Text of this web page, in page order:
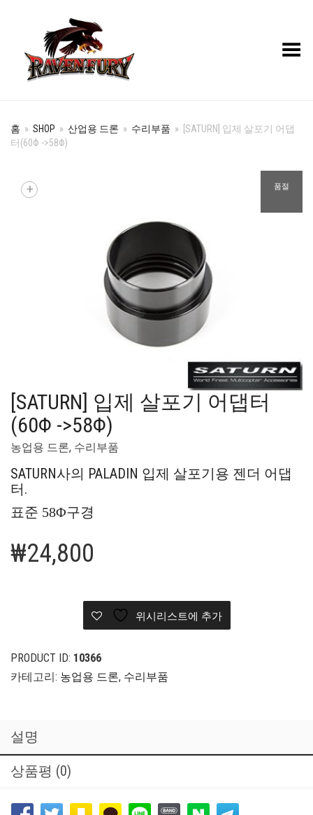
Toggle Menu
홈 » SHOP » 산업용 드론 » 수리부품 »
[SATURN] 입제 살포기 어댑
터(60Φ ->58Φ)
품절
+
[SATURN] 입제 살포기 어댑터
(60Φ ->58Φ)
농업용 드론, 수리부품
SATURN사의 PALADIN 입제 살포기용 젠더 어댑
터.
표준 58Φ구경
₩24,800
위시리스트에 추가
PRODUCT ID: 10366
카테고리: 농업용 드론, 수리부품
설명
상품평 (0)